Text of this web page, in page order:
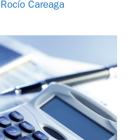
Rocío Careaga